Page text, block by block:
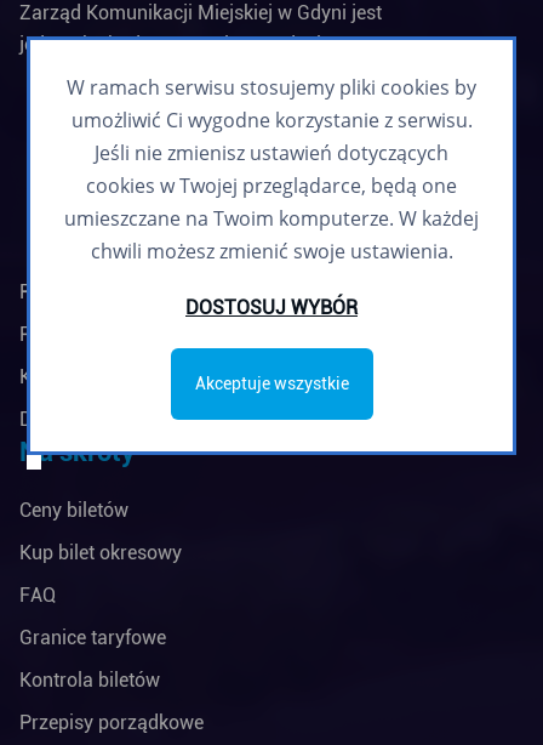
Zarząd Komunikacji Miejskiej w Gdyni jest
jednostką budżetową Miasta Gdyni
Biuletyn informacyjny
Zapisz się
Regulamin biuletynu
Polityka prywatności
Klauzule informacyjne
Deklaracja dostępności
Na skróty
Ceny biletów
Kup bilet okresowy
FAQ
Granice taryfowe
Kontrola biletów
Przepisy porządkowe
W ramach serwisu stosujemy pliki cookies by
umożliwić Ci wygodne korzystanie z serwisu.
Jeśli nie zmienisz ustawień dotyczących
cookies w Twojej przeglądarce, będą one
umieszczane na Twoim komputerze. W każdej
chwili możesz zmienić swoje ustawienia.
DOSTOSUJ WYBÓR
Akceptuje wszystkie